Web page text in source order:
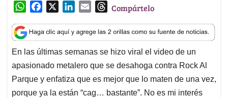
W
a
t
s
A
p
p
c
e
b
o
o
k
n
k
e
d
I
n
a
i
l
T
r
e
a
d
s
Compártelo
En las últimas semanas se hizo viral el video de un
apasionado metalero que se desahoga contra Rock Al
Parque y enfatiza que es mejor que lo maten de una vez,
porque ya la están “cag… bastante”. No es mi interés